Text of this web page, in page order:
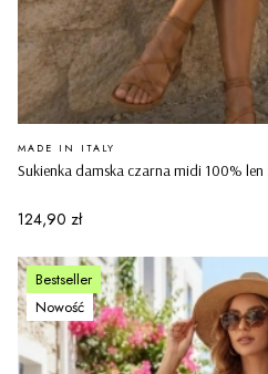
Sukienka damska czarna midi 100%
PRODUCENT
MADE IN ITALY
Cena
124,90 zł
Bestseller
Nowość